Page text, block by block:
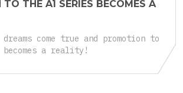
TO THE A1 SERIES BECOMES A
dreams come true and promotion to
a reality!